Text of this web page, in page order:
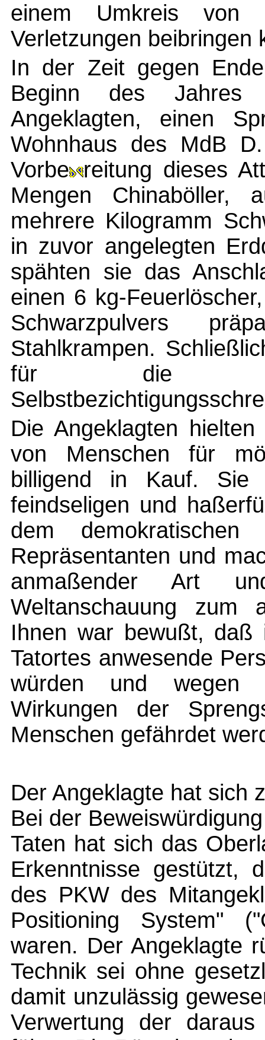
einem Umkreis von
Verletzungen beibringen
In der Zeit gegen
Beginn des Jahres
Angeklagten, einen
Wohnhaus des MdB
Vorbe
reitung dieses
Mengen Chinaböller,
mehrere Kilogramm
in zuvor angelegten
spähten sie das
einen 6 kg-
Schwarzpulvers
Stahlkrampen.
für die
Die Angeklagten
von Menschen für
billigend in Kauf. Sie
feindseligen und
dem
Repräsentanten und
anmaßender Art
Weltanschauung zum
Ihnen war bewußt, daß
Tatortes anwesende
würden und wegen
Wirkungen der
Menschen gefährdet
Der Angeklagte hat sich
Bei der
Taten hat sich das
Erkenntnisse gestützt,
des PKW des
Positioning System"
waren. Der Angeklagte
Technik sei ohne
damit unzulässig
Verwertung der daraus